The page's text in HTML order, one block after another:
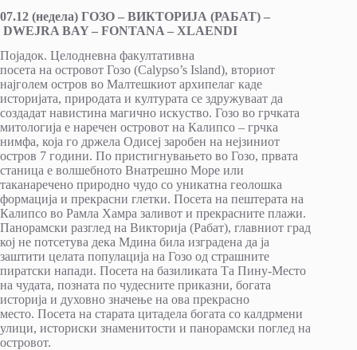
07.12 (недела) ГОЗО – ВИКТОРИЈА (РАБАТ) –
DWEJRA BAY – FONTANA – XLAENDI
Појадок. Целодневна факултативна
посета на островот Гозо (Calypso’s Island), вториот
најгoлем остров во Малтешкиот архипелаг каде
историјата, природата и културата се здружуваат да
создадат навистина магично искуство. Гозо во грчката
митологија е наречен островот на Калипсо – грчка
нимфа, која го држела Одисеј заробен на нејзиниот
остров 7 години. По пристигнувањето во Гозо, првата
станица е волшебното Внатрешно Море или
таканаречено природно чудо со уникатна геолошка
формација и прекрасни глетки. Посета на пештерата на
Калипсо во Рамла Хамра заливот и прекрасните плажи.
Панорамски разглед на Викторија (Рабат), главниот град
кој не потсетува дека Мдина била изградена да ја
заштити целата популација на Гозо од страшните
пиратски напади. Посета на базиликата Та Пину-Место
на чудата, позната по чудесните приказни, богата
историја и духовно значење на ова прекрасно
место. Посета на старата цитадела богата со калдрмени
улици, историски знаменитости и панорамски поглед на
островот.